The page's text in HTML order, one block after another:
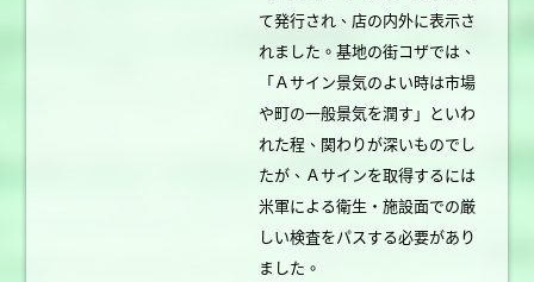
て発行され、店の内外に表示さ
れました。基地の街コザでは、
「Ａサイン景気のよい時は市場
や町の一般景気を潤す」といわ
れた程、関わりが深いものでし
たが、Ａサインを取得するには
米軍による衛生・施設面での厳
しい検査をパスする必要があり
ました。